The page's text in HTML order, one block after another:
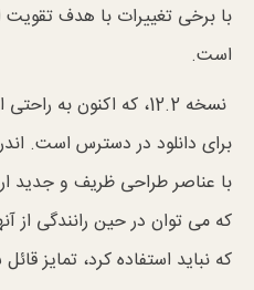
با برخی تغییرات با هدف تقویت
است.
برای دانلود در دسترس است.
با عناصر طراحی ظریف و جدید
که می توان در حین رانندگی از
که نباید استفاده کرد، تمایز